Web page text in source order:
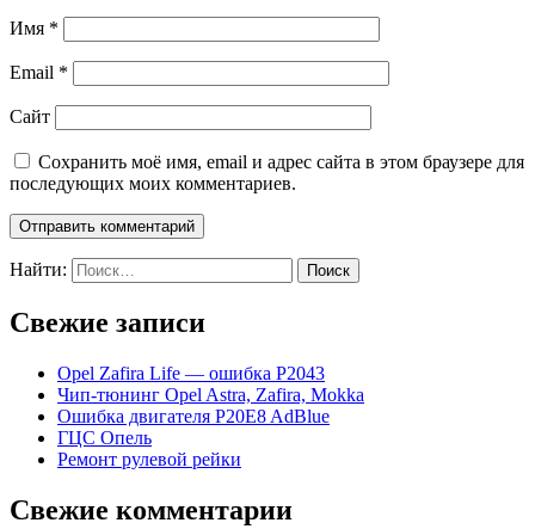
Имя *
Email *
Сайт
Сохранить моё имя, email и адрес сайта в этом браузере для
последующих моих комментариев.
Найти:
Свежие записи
Opel Zafira Life — ошибка P2043
Чип-тюнинг Opel Astra, Zafira, Mokka
Ошибка двигателя P20E8 AdBlue
ГЦС Опель
Ремонт рулевой рейки
Свежие комментарии